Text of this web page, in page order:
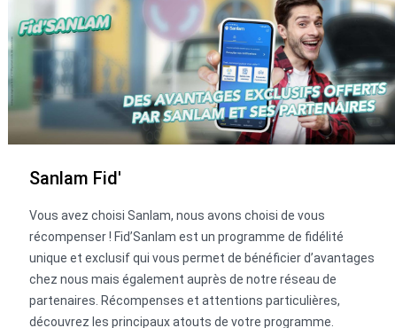
Sanlam Fid'
Vous avez choisi Sanlam, nous avons choisi de vous
récompenser ! Fid’Sanlam est un programme de fidélité
unique et exclusif qui vous permet de bénéficier d’avantages
chez nous mais également auprès de notre réseau de
partenaires. Récompenses et attentions particulières,
découvrez les principaux atouts de votre programme.